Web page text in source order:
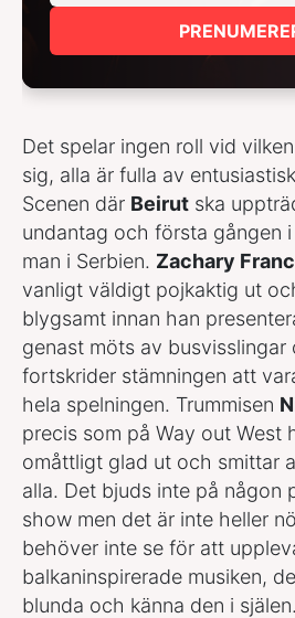
Det spelar ingen roll vid
sig, alla är fulla av
Scenen där Beirut ska
undantag och första gången
man i Serbien. Zachary
vanligt väldigt pojkaktig ut
blygsamt innan han
genast möts av busvisslingar
fortskrider stämningen att
hela spelningen. Trummisen
precis som på Way out West
omåttligt glad ut och smittar
alla. Det bjuds inte på någon
show men det är inte heller
behöver inte se för att
balkaninspirerade musiken,
blunda och känna den i